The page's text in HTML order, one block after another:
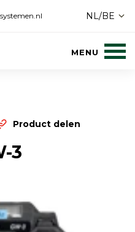
NL/BE
Product delen
3